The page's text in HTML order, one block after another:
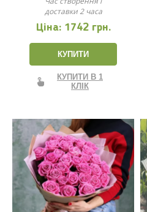
доставки 2 часа
Ціна: 1742 грн.
КУПИТИ
КУПИТИ В 1
КЛІК